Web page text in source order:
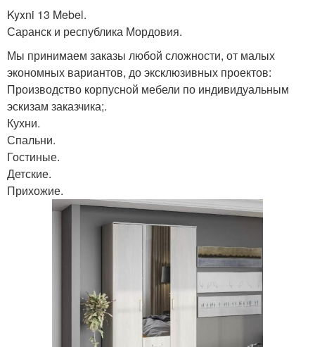
Kyxni 13 Mebel.
Саранск и республика Мордовия.
Мы принимаем заказы любой сложности, от малых
экономных вариантов, до эксклюзивных проектов:
Производство корпусной мебели по индивидуальным
эскизам заказчика;.
Кухни.
Спальни.
Гостиные.
Детские.
Прихожие.